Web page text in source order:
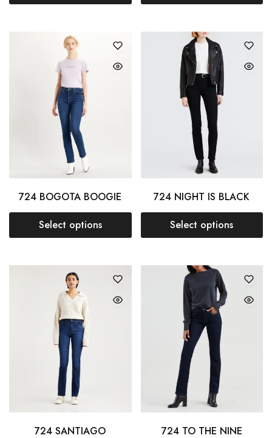
724 BOGOTA BOOGIE
Select options
724 NIGHT IS BLACK
Select options
724 SANTIAGO 724 TO THE NINE